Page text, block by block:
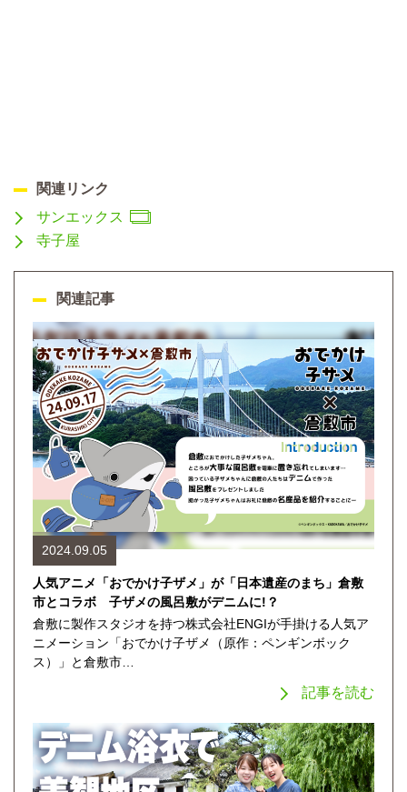
関連リンク
サンエックス
寺子屋
関連記事
2024.09.05
人気アニメ「おでかけ子ザメ」が「日本遺産のまち」倉敷
市とコラボ 子ザメの風呂敷がデニムに!？
倉敷に製作スタジオを持つ株式会社ENGIが手掛ける人気ア
ニメーション「おでかけ子ザメ（原作：ペンギンボック
ス）」と倉敷市…
記事を読む